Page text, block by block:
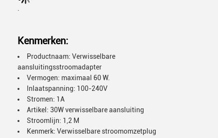
Kenmerken:
Productnaam: Verwisselbare
aansluitingsstroomadapter
Vermogen: maximaal 60 W.
Inlaatspanning: 100-240V
Stromen: 1A
Artikel: 30W verwisselbare aansluiting
Stroomlijn: 1,2 M
Kenmerk: Verwisselbare stroomomzetplug